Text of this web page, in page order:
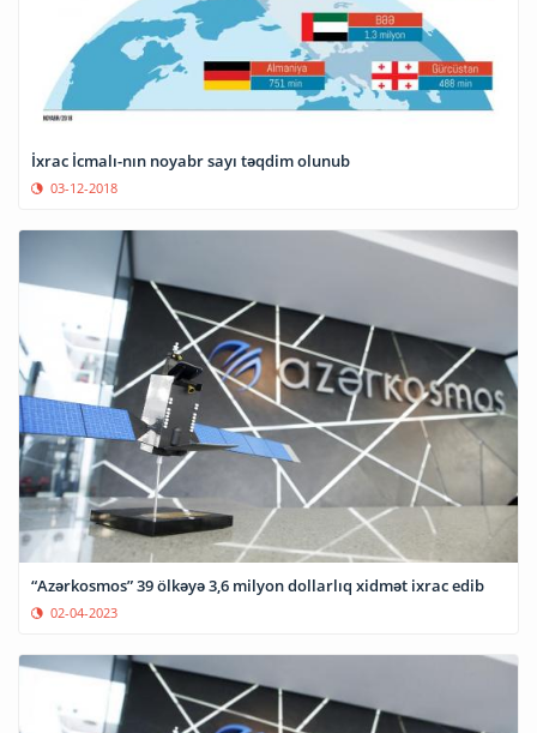
İxrac İcmalı-nın noyabr sayı təqdim olunub
03-12-2018
“Azərkosmos” 39 ölkəyə 3,6 milyon dollarlıq xidmət ixrac edib
02-04-2023